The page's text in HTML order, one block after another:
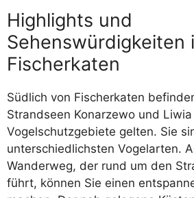
Highlights und
Sehenswürdigkeiten
Fischerkaten
Südlich von Fischerkaten
Strandseen Konarzewo und
Vogelschutzgebiete gelten. Sie
unterschiedlichsten Vogelarten.
Wanderweg, der rund um den
führt, können Sie einen